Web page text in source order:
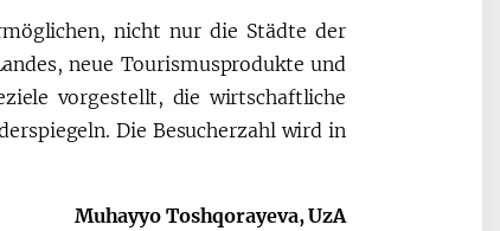
nicht nur die Städte der
neue Tourismusprodukte und
vorgestellt, die wirtschaftliche
Die Besucherzahl wird in
Muhayyo Toshqorayeva, UzA